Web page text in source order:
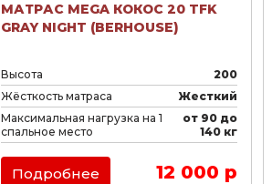
МАТРАС MEGA КОКОС 20 TFK
GRAY NIGHT (BERHOUSE)
Высота
200
Жёсткость матраса
Жесткий
Максимальная нагрузка на 1
спальное место
от 90 до
140 кг
Подробнее 12 000 р